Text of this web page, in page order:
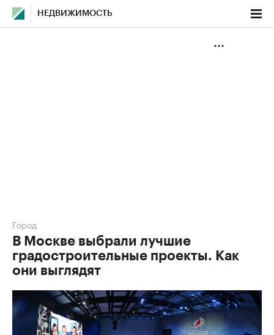
НЕДВИЖИМОСТЬ
Город
В Москве выбрали лучшие
градостроительные проекты. Как
они выглядят